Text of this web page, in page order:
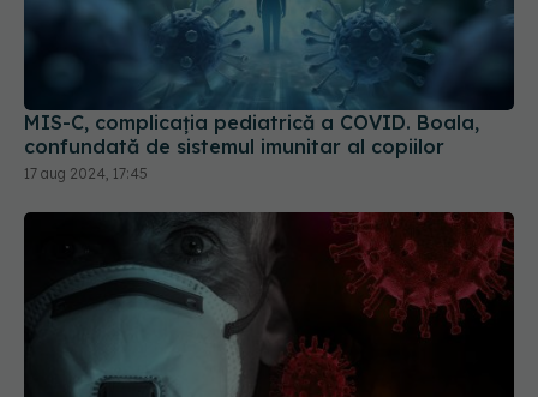
MIS-C, complicația pediatrică a COVID. Boala,
confundată de sistemul imunitar al copiilor